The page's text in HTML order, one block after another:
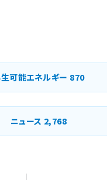
可能エネルギー 870
ニュース 2,768